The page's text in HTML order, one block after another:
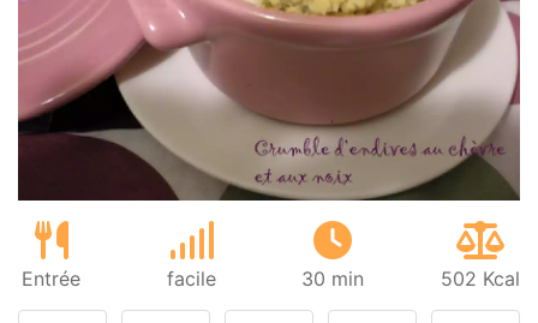
Entrée facile 30 min 502 Kcal